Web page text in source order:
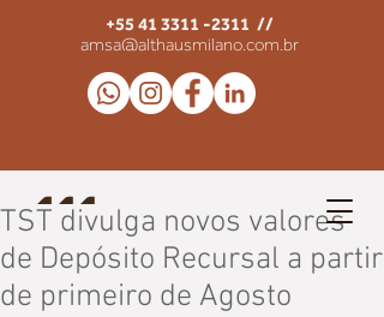
+55 41 3311 -2311 //
amsa@althausmilano.com.br
TST divulga novos valores
de Depósito Recursal a partir
de primeiro de Agosto